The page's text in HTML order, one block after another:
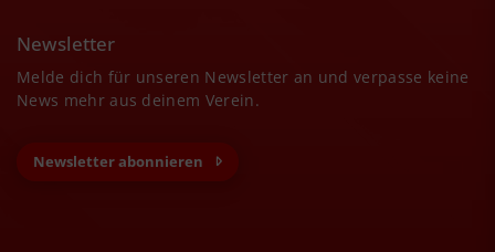
Newsletter
Melde dich für unseren Newsletter an und verpasse keine
News mehr aus deinem Verein.
Newsletter abonnieren